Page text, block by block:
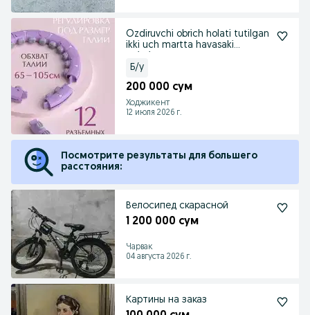
Ozdiruvchi obrich holati tutilgan
ikki uch martta havasaki
Б/у
200 000 сум
Ходжикент
12 июля 2026 г.
Посмотрите результаты для большего
расстояния:
Велосипед скарасной
1 200 000 сум
Чарвак
04 августа 2026 г.
Картины на заказ